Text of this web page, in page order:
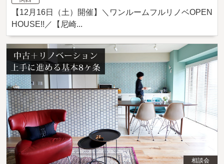
【12月16日（土）開催】＼ワンルームフルリノベOPEN
HOUSE!!／【尼崎...
相談会